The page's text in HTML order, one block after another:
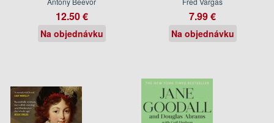
12.50 €
Na objednávku
7.99 €
Na objednávku